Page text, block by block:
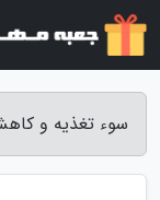
سوء تغذیه و